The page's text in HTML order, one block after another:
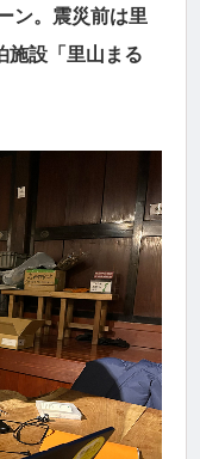
ン。震災前は里
施設「里山まる